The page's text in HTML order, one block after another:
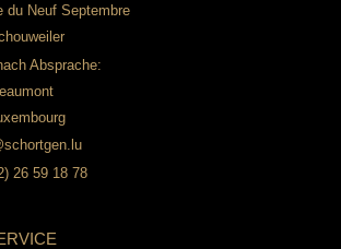
du Neuf Septembre
Absprache:
26 59 18 78